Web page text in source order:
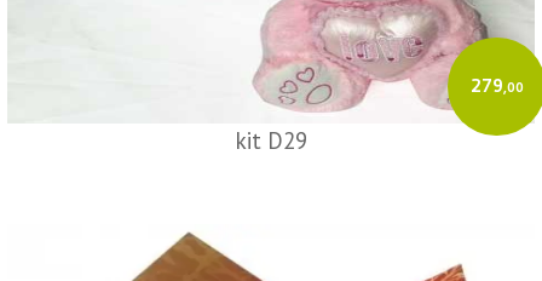
279,00
kit D29